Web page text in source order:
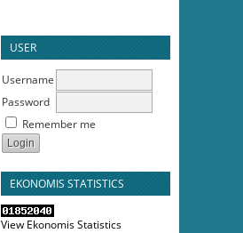
USER
Username
Password
Remember me
EKONOMIS STATISTICS
View Ekonomis Statistics